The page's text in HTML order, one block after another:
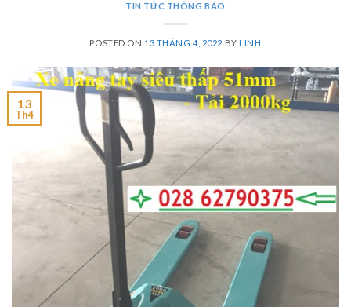
TIN TỨC THÔNG BÁO
POSTED ON 13 THÁNG 4, 2022 BYLINH
13
Th4